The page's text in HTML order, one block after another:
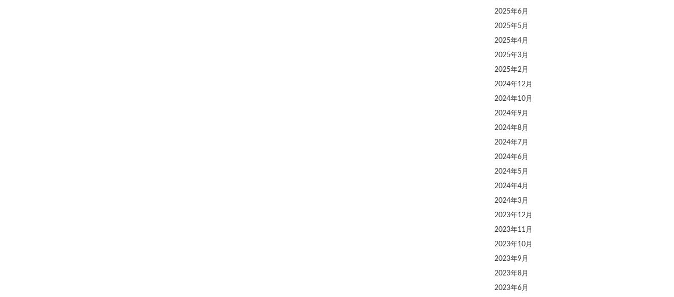
2025年6月
2025年5月
2025年4月
2025年3月
2025年2月
2024年12月
2024年10月
2024年9月
2024年8月
2024年7月
2024年6月
2024年5月
2024年4月
2024年3月
2023年12月
2023年11月
2023年10月
2023年9月
2023年8月
2023年6月